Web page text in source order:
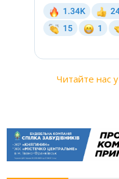
Читайте нас у